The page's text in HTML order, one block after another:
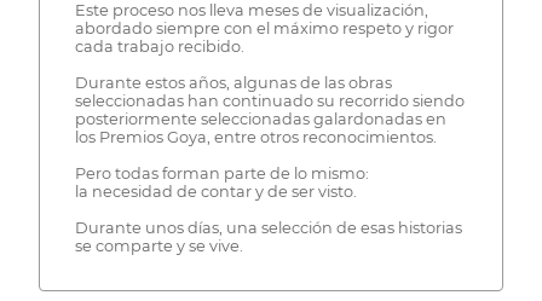
Este proceso nos lleva meses de visualización,
abordado siempre con el máximo respeto y rigor
cada trabajo recibido.
Durante estos años, algunas de las obras
seleccionadas han continuado su recorrido siendo
posteriormente seleccionadas galardonadas en
los Premios Goya, entre otros reconocimientos.
Pero todas forman parte de lo mismo:
la necesidad de contar y de ser visto.
Durante unos días, una selección de esas historias
se comparte y se vive.